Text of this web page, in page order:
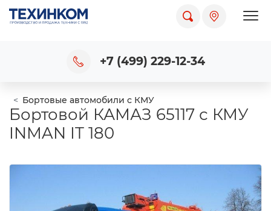
+7 (499) 229-12-34
Бортовые автомобили с КМУ
Бортовой КАМАЗ 65117 с КМУ
INMAN IT 180